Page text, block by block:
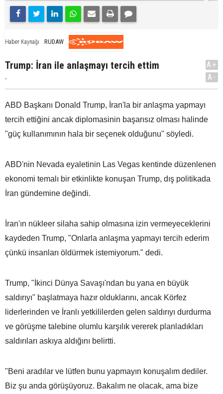
Haber Kaynağı RUDAW
Trump: İran ile anlaşmayı tercih ettim
.
A+
A-
ABD Başkanı Donald Trump, İran'la bir anlaşma yapmayı
tercih ettiğini ancak diplomasinin başarısız olması halinde
"güç kullanımının hala bir seçenek olduğunu" söyledi.
ABD'nin Nevada eyaletinin Las Vegas kentinde düzenlenen
ekonomi temalı bir etkinlikte konuşan Trump, dış politikada
İran gündemine değindi.
İran'ın nükleer silaha sahip olmasına izin vermeyeceklerini
kaydeden Trump, "Onlarla anlaşma yapmayı tercih ederim
çünkü insanları öldürmek istemiyorum." dedi.
Trump, "İkinci Dünya Savaşı'ndan bu yana en büyük
saldırıyı" başlatmaya hazır olduklarını, ancak Körfez
liderlerinden ve İranlı yetkililerden gelen saldırıyı durdurma
ve görüşme talebine olumlu karşılık vererek planladıkları
saldırıları askıya aldığını belirtti.
"Beni aradılar ve lütfen bunu yapmayın konuşalım dediler.
Biz şu anda görüşüyoruz. Bakalım ne olacak, ama bize